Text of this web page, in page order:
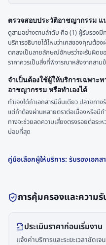
ตรวจสอบประวัติอาชญากรรม
ดูสามอย่างตามลำดับ คือ (1) ผู้รับรอง
บริการอธิบายได้ไหมว่าเคสของคุณต้อง
ตกลงเป็นลายลักษณ์อักษรว่าจะรับผิดช
ราคาควรเป็นสิ่งที่พิจารณาหลังจากสาม
จำเป็นต้องใช้ผู้ให้บริการเฉพาะ
อาชญากรรม หรือทำเองได้
ทำเองได้ถ้าเอกสารมีชิ้นเดียว ปลายทา
แต่ถ้าต้องผ่านหลายตราต่อเนื่องหรือมีก
ทางจะช่วยลดความเสี่ยงตรงรอยต่อร
บ่อยที่สุด
คู่มือเลือกผู้ให้บริการ: รับรองเอกส
การคุ้มครองและความ
ประเมินราคาก่อนเริ่มงาน
แจ้งค่าบริการและระยะเวลาชัด